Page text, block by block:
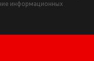
информационных